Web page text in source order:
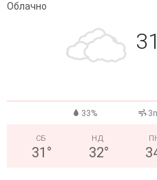
Облачно
33%
СБ
31 °
НД
32°